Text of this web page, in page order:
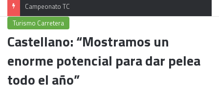
Campeonato TC
Turismo Carretera
Castellano: “Mostramos un
enorme potencial para dar pelea
todo el año”